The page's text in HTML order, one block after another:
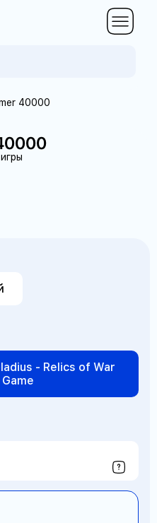
40000
- Relics of War